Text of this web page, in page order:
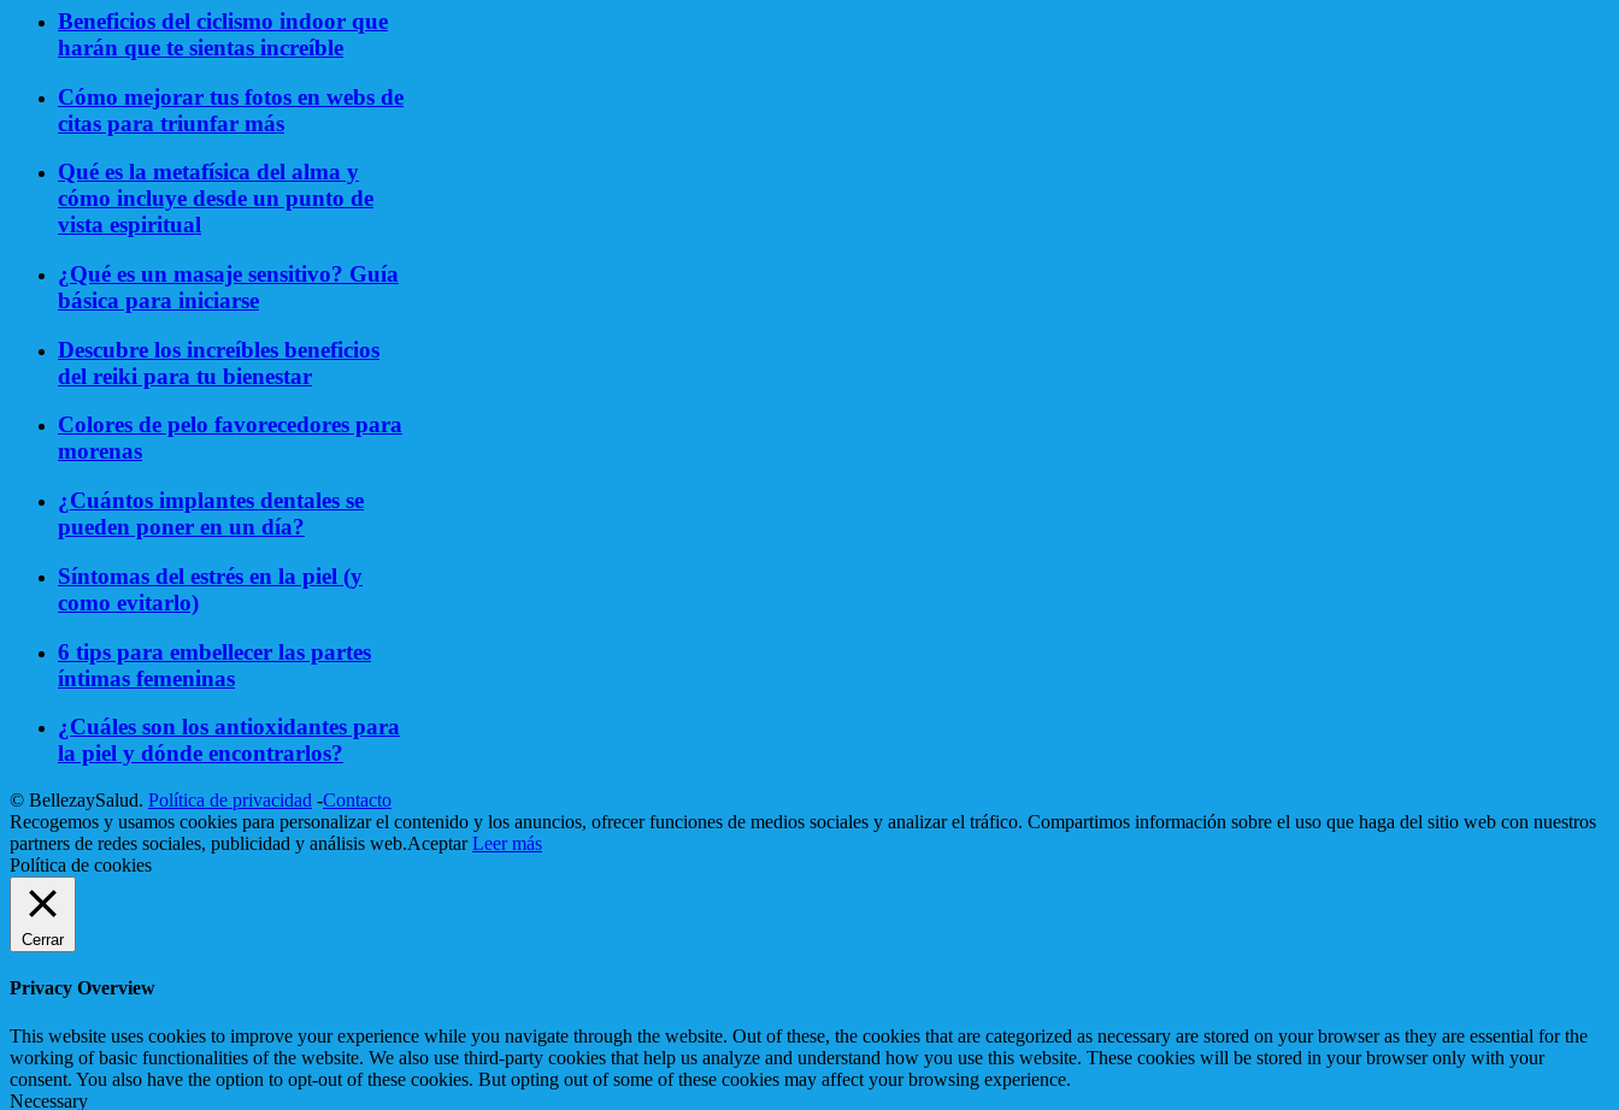
Beneficios del ciclismo indoor que
harán que te sientas increíble
Cómo mejorar tus fotos en webs de
citas para triunfar más
Qué es la metafísica del alma y
cómo incluye desde un punto de
vista espiritual
¿Qué es un masaje sensitivo? Guía
básica para iniciarse
Descubre los increíbles beneficios
del reiki para tu bienestar
Colores de pelo favorecedores para
morenas
¿Cuántos implantes dentales se
pueden poner en un día?
Síntomas del estrés en la piel (y
como evitarlo)
6 tips para embellecer las partes
íntimas femeninas
¿Cuáles son los antioxidantes para
la piel y dónde encontrarlos?
© BellezaySalud. Política de privacidad -Contacto
Recogemos y usamos cookies para personalizar el contenido y los anuncios, ofrecer funciones de medios sociales y analizar el tráfico. Compartimos información sobre el uso que haga del sitio web con nuestros
partners de redes sociales, publicidad y análisis web.Aceptar Leer más
Política de cookies
Cerrar
Privacy Overview
This website uses cookies to improve your experience while you navigate through the website. Out of these, the cookies that are categorized as necessary are stored on your browser as they are essential for the
working of basic functionalities of the website. We also use third-party cookies that help us analyze and understand how you use this website. These cookies will be stored in your browser only with your
consent. You also have the option to opt-out of these cookies. But opting out of some of these cookies may affect your browsing experience.
Necessary